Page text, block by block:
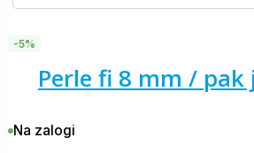
-5%
perle fi 8 mm / pak
Na zalogi